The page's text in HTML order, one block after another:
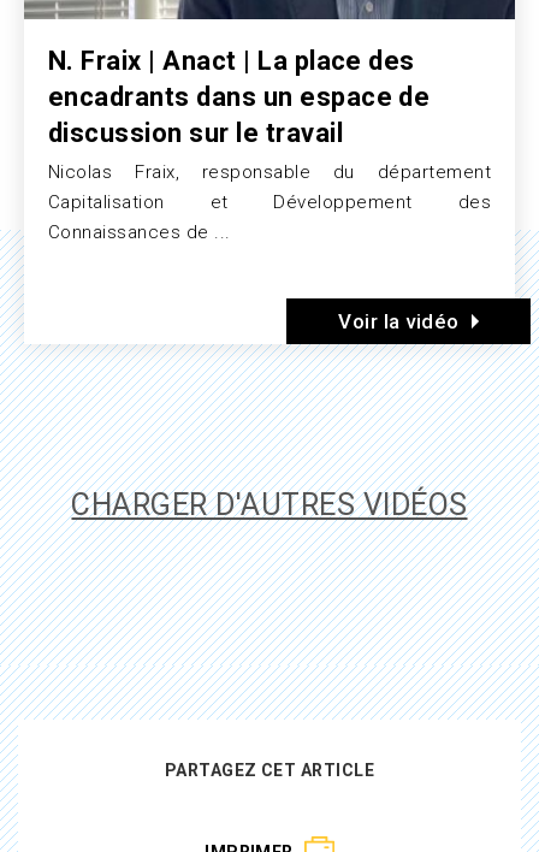
N. Fraix | Anact | La place des
encadrants dans un espace de
discussion sur le travail
Texte
Nicolas Fraix, responsable du département
Capitalisation et Développement des
Connaissances de ...
Voir la vidéo
CHARGER D'AUTRES VIDÉOS
PARTAGEZ CET ARTICLE